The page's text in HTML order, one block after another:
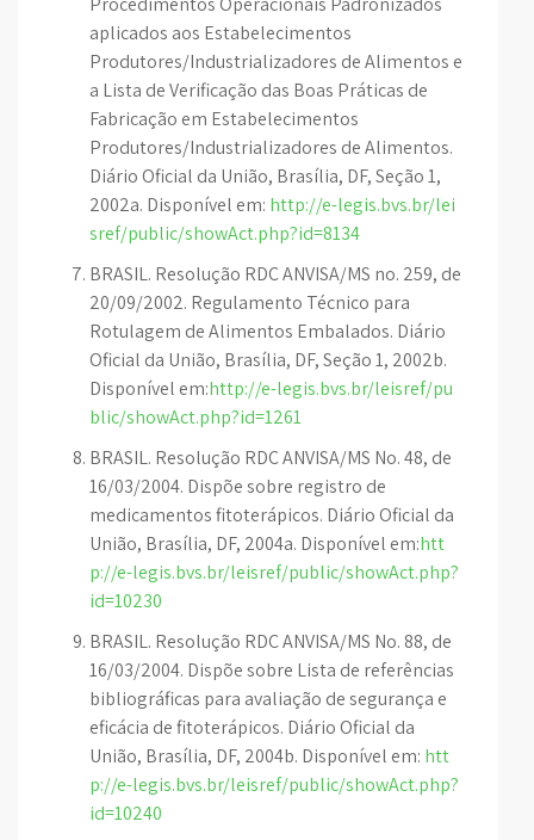
aplicados aos Estabelecimentos
Produtores/Industrializadores de Alimentos e
a Lista de Verificação das Boas Práticas de
Fabricação em Estabelecimentos
Produtores/Industrializadores de Alimentos.
Diário Oficial da União, Brasília, DF, Seção 1,
2002a. Disponível em: http://e-legis.bvs.br/lei
sref/public/showAct.php?id=8134
BRASIL. Resolução RDC ANVISA/MS no. 259, de
20/09/2002. Regulamento Técnico para
Rotulagem de Alimentos Embalados. Diário
Oficial da União, Brasília, DF, Seção 1, 2002b.
Disponível em:http://e-legis.bvs.br/leisref/pu
blic/showAct.php?id=1261
BRASIL. Resolução RDC ANVISA/MS No. 48, de
16/03/2004. Dispõe sobre registro de
medicamentos fitoterápicos. Diário Oficial da
União, Brasília, DF, 2004a. Disponível em:htt
p://e-legis.bvs.br/leisref/public/showAct.php?
id=10230
BRASIL. Resolução RDC ANVISA/MS No. 88, de
16/03/2004. Dispõe sobre Lista de referências
bibliográficas para avaliação de segurança e
eficácia de fitoterápicos. Diário Oficial da
União, Brasília, DF, 2004b. Disponível em: htt
p://e-legis.bvs.br/leisref/public/showAct.php?
id=10240